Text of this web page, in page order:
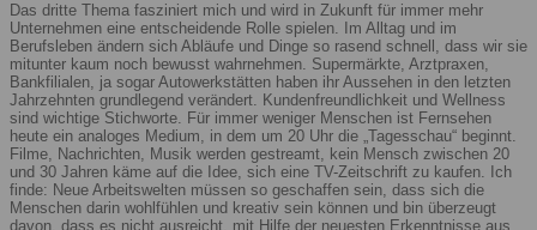
Das dritte Thema fasziniert mich und wird in Zukunft für immer mehr
Unternehmen eine entscheidende Rolle spielen. Im Alltag und im
Berufsleben ändern sich Abläufe und Dinge so rasend schnell, dass wir sie
mitunter kaum noch bewusst wahrnehmen. Supermärkte, Arztpraxen,
Bankfilialen, ja sogar Autowerkstätten haben ihr Aussehen in den letzten
Jahrzehnten grundlegend verändert. Kundenfreundlichkeit und Wellness
sind wichtige Stichworte. Für immer weniger Menschen ist Fernsehen
heute ein analoges Medium, in dem um 20 Uhr die „Tagesschau“ beginnt.
Filme, Nachrichten, Musik werden gestreamt, kein Mensch zwischen 20
und 30 Jahren käme auf die Idee, sich eine TV-Zeitschrift zu kaufen. Ich
finde: Neue Arbeitswelten müssen so geschaffen sein, dass sich die
Menschen darin wohlfühlen und kreativ sein können und bin überzeugt
davon, dass es nicht ausreicht, mit Hilfe der neuesten Erkenntnisse aus